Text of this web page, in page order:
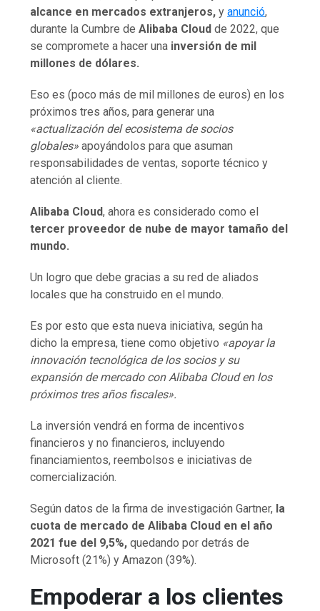
alcance en mercados extranjeros, yanunció,
durante la Cumbre deAlibaba Cloud de 2022, que
se compromete a hacer una inversión de mil
millones de dólares.
Eso es (poco más de mil millones de euros) en los
próximos tres años, para generar una
«actualización del ecosistema de socios
globales» apoyándolos para que asuman
responsabilidades de ventas, soporte técnico y
atención al cliente.
Alibaba Cloud, ahora es considerado como el
tercer proveedor de nube de mayor tamaño del
mundo.
Un logro que debe gracias a su red de aliados
locales que ha construido en el mundo.
Es por esto que esta nueva iniciativa, según ha
dicho la empresa, tiene como objetivo «apoyar la
innovación tecnológica de los socios y su
expansión de mercado con Alibaba Cloud en los
próximos tres años fiscales».
La inversión vendrá en forma de incentivos
financieros y no financieros, incluyendo
financiamientos, reembolsos e iniciativas de
comercialización.
Según datos de la firma de investigación Gartner, la
cuota de mercado de Alibaba Cloud en el año
2021 fue del 9,5%, quedando por detrás de
Microsoft (21%) y Amazon (39%).
Empoderar a los clientes